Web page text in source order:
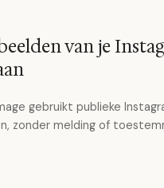
van je
gebruikt publieke
zonder melding of